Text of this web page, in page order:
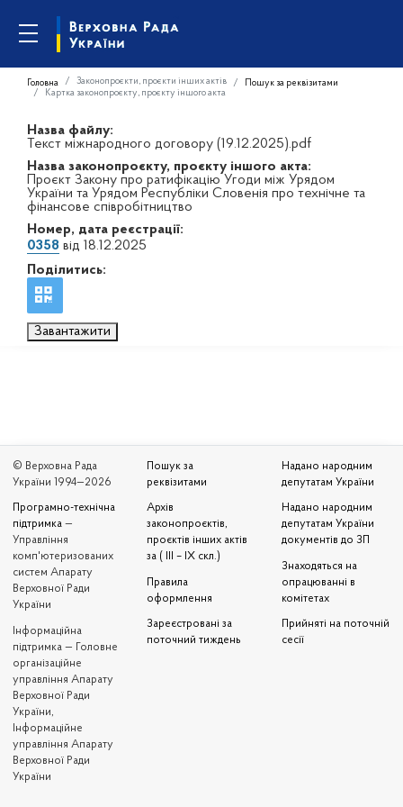
Головна Законопроєкти, проєкти інших актів
Пошук за реквізитами
Картка законопроєкту, проєкту іншого акта
Назва файлу:
Текст міжнародного договору (19.12.2025).pdf
Назва законопроєкту, проєкту іншого акта:
Проєкт Закону про ратифікацію Угоди між Урядом
України та Урядом Республіки Словенія про технічне та
фінансове співробітництво
Номер, дата реєстрації:
0358 від 18.12.2025
Поділитись:
Завантажити
© Верховна Рада
України 1994—2026
Програмно-технічна
підтримка —
Управління
комп'ютеризованих
систем Апарату
Верховної Ради
України
Iнформаційна
підтримка — Головне
організаційне
управління Апарату
Верховної Ради
України,
Інформаційне
управління Апарату
Верховної Ради
України
Пошук за
реквізитами
Архів
законопроєктів,
проєктів інших актів
за ( III – IX скл.)
Правила
оформлення
Зареєстровані за
поточний тиждень
Надано народним
депутатам України
Надано народним
депутатам України
документів до ЗП
Знаходяться на
опрацюванні в
комітетах
Прийняті на поточній
сесії